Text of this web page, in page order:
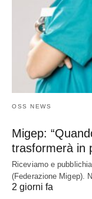
OSS NEWS
Migep:
trasformerà in
Riceviamo e
(Federazione Migep).
2 giorni fa